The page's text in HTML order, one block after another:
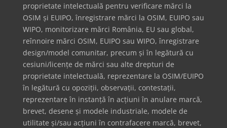
proprietate intelectuală pentru verificare mărci la
OSIM și EUIPO, înregistrare mărci la OSIM, EUIPO sau
WIPO, monitorizare mărci România, EU sau global,
reînnoire mărci OSIM, EUIPO sau WIPO, înregistrare
design/model comunitar, precum și în legătură cu
cesiuni/licențe de mărci sau alte drepturi de
proprietate intelectuală, reprezentare la OSIM/EUIPO
în legătură cu opoziții, observații, contestații,
reprezentare în instanță în acțiuni în anulare marcă,
brevet, desene și modele industriale, modele de
utilitate și/sau acțiuni în contrafacere marcă, brevet,